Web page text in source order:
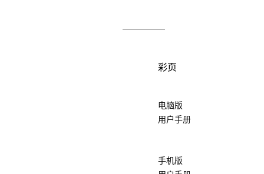
彩页
电脑版
用户手册
手机版